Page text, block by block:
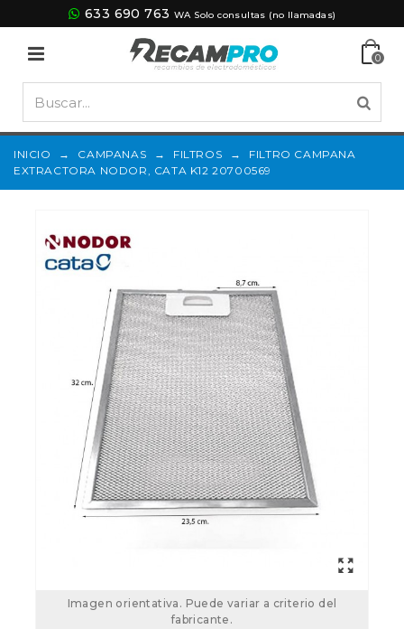
633 690 763 WA Solo consultas (no llamadas)
0
INICIO → CAMPANAS → FILTROS →
FILTRO CAMPANA
EXTRACTORA NODOR, CATA K12 20700569
Imagen orientativa. Puede variar a criterio del
fabricante.